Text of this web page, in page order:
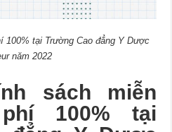
100% tại Trường Cao đẳng Y Dược
năm 2022
sách miễn
100% tại